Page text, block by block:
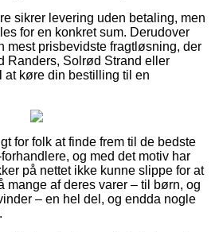
sikrer levering uden betaling, men
for en konkret sum. Derudover
prisbevidste fragtløsning, der
Randers, Solrød Strand eller
at køre din bestilling til en
for folk at finde frem til de bedste
og med det motiv har
på nettet ikke kunne slippe for at
mange af deres varer – til børn, og
– en hel del, og endda nogle